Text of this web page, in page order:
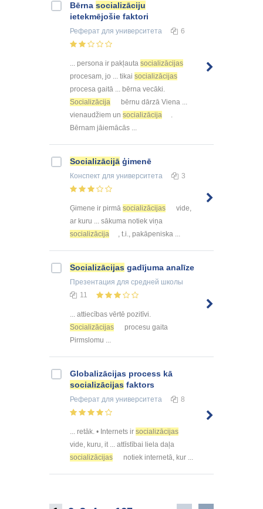
Bērna socializāciju
ietekmējošie faktori
Реферат для университета 6
... persona ir pakļauta socializācijas
procesam, jo ... tikai socializācijas
procesa gaitā ... bērna vecāki.
Socializācija
bērnu dārzā Viena ...
vienaudžiem un socializācija
.
Bērnam jāiemācās ...
Socializācijā ģimenē
Конспект для университета 3
Ģimene ir pirmā socializācijas
vide,
ar kuru ... sākuma notiek viņa
socializācija
, t.i., pakāpeniska ...
Socializācijas gadījuma analīze
Презентация для средней школы
11
... attiecības vērtē pozitīvi.
Socializācijas
procesu gaita
Pirmslomu ...
Globalizācijas process kā
socializācijas faktors
Реферат для университета 8
... retāk. • Internets ir socializācijas
vide, kuru, it ... attīstībai liela daļa
socializācijas
notiek internetā, kur ...